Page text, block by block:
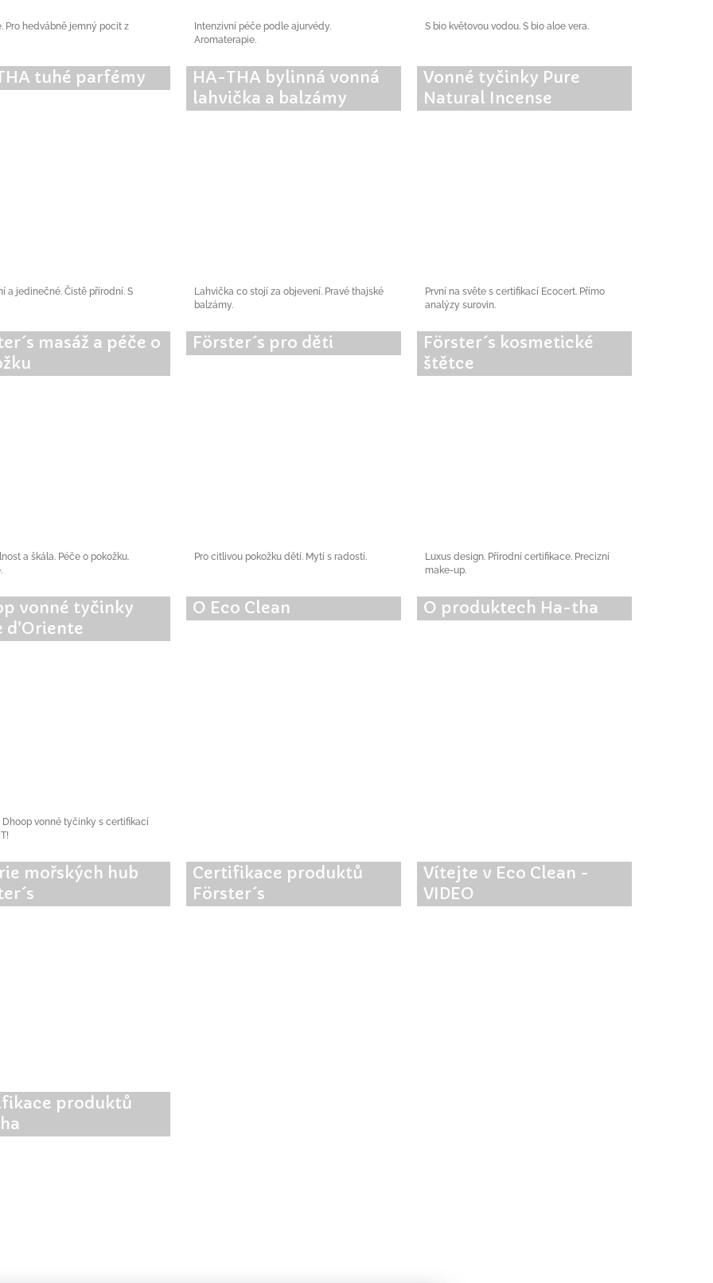
Pro hedvábně jemný pocit z
Intenzivní péče podle ajurvédy.
Aromaterapie.
S bio květovou vodou. S bio aloe vera.
a jedinečné. Čistě přírodní. S
tuhé parfémy
Lahvička co stojí za objevení. Pravé thajské
balzámy.
HA-THA bylinná vonná
lahvička a balzámy
První na světe s certifikací Ecocert. Přímo
analýzy surovin.
Vonné tyčinky Pure
Natural Incense
a škála. Péče o pokožku.
masáž a péče o
Pro citlivou pokožku dětí. Mytí s radostí.
Förster´s pro děti
Luxus design. Přírodní certifikace. Precizní
make-up.
Förster´s kosmetické
štětce
Dhoop vonné tyčinky s certifikací
vonné tyčinky
d'Oriente
O Eco Clean O produktech Ha-tha
mořských hub
Certifikace produktů
Förster´s
Vítejte v Eco Clean -
VIDEO
produktů